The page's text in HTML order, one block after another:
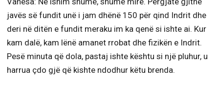
javës së fundit unë i jam dhënë 150 për qind Indrit dhe
deri në ditën e fundit meraku im ka qenë si ishte ai. Kur
kam dalë, kam lënë amanet rrobat dhe fizikën e Indrit.
Pesë minuta që dola, pastaj ishte kështu si një pluhur, u
harrua çdo gjë që kishte ndodhur këtu brenda.